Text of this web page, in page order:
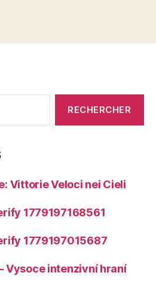
Vittorie Veloci nei Cieli
1779197168561
1779197015687
Vysoce intenzivní hraní